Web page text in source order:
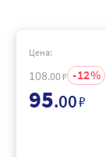
Цена:
108.00₽ 12
95.00₽